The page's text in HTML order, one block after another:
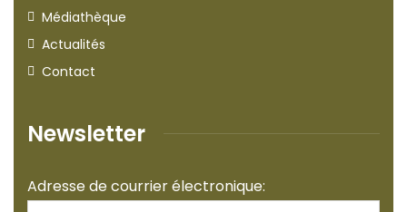
Médiathèque
Actualités
Contact
Newsletter
Adresse de courrier électronique: